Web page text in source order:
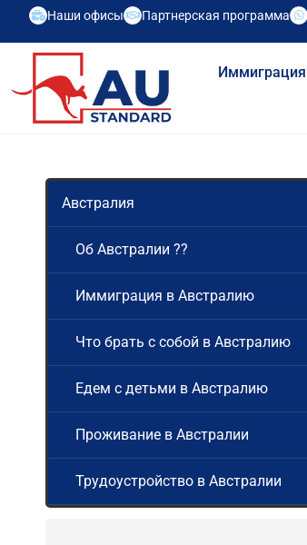
Наши офисы Партнерская программа
Иммиграция
Австралия
Об Австралии ??
Иммиграция в Австралию
Что брать с собой в Австралию
Едем с детьми в Австралию
Проживание в Австралии
Трудоустройство в Австралии